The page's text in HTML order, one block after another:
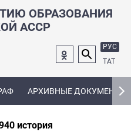
ОБРАЗОВАНИЯ
АССР
РУС
ТАТ
АРХИВНЫЕ ДОКУМЕНТЫ
история